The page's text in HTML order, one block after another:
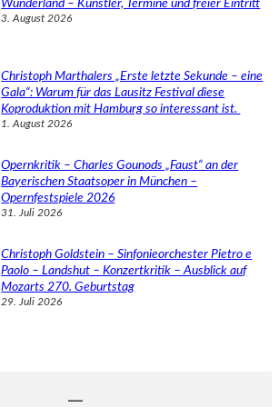
Wunderland – Künstler, Termine und freier Eintritt
3. August 2026
Christoph Marthalers „Erste letzte Sekunde – eine
Gala“: Warum für das Lausitz Festival diese
Koproduktion mit Hamburg so interessant ist.
1. August 2026
Opernkritik – Charles Gounods „Faust“ an der
Bayerischen Staatsoper in München –
Opernfestspiele 2026
31. Juli 2026
Christoph Goldstein – Sinfonieorchester Pietro e
Paolo – Landshut – Konzertkritik – Ausblick auf
Mozarts 270. Geburtstag
29. Juli 2026